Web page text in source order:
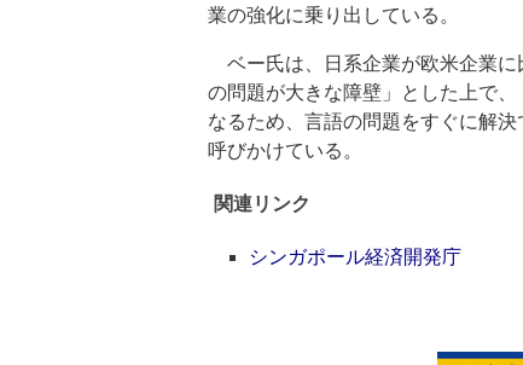
業の強化に乗り出している。
ベー氏は、日系企業が欧米企業に
の問題が大きな障壁」とした上で
なるため、言語の問題をすぐに解
呼びかけている。
関連リンク
シンガポール経済開発庁